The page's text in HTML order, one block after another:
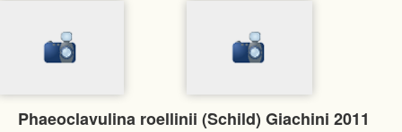
Phaeoclavulina roellinii (Schild) Giachini 2011